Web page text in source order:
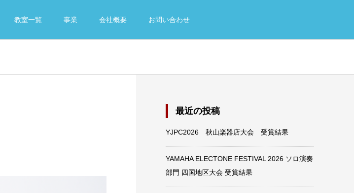
教室一覧 事業 会社概要 お問い合わせ
最近の投稿
YJPC2026 秋山楽器店大会 受賞結果
YAMAHA ELECTONE FESTIVAL 2026 ソロ演奏
部門 四国地区大会 受賞結果